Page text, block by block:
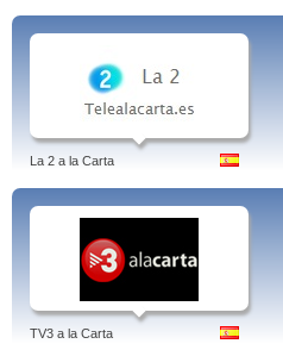
La 2 a la Carta
TV3 a la Carta